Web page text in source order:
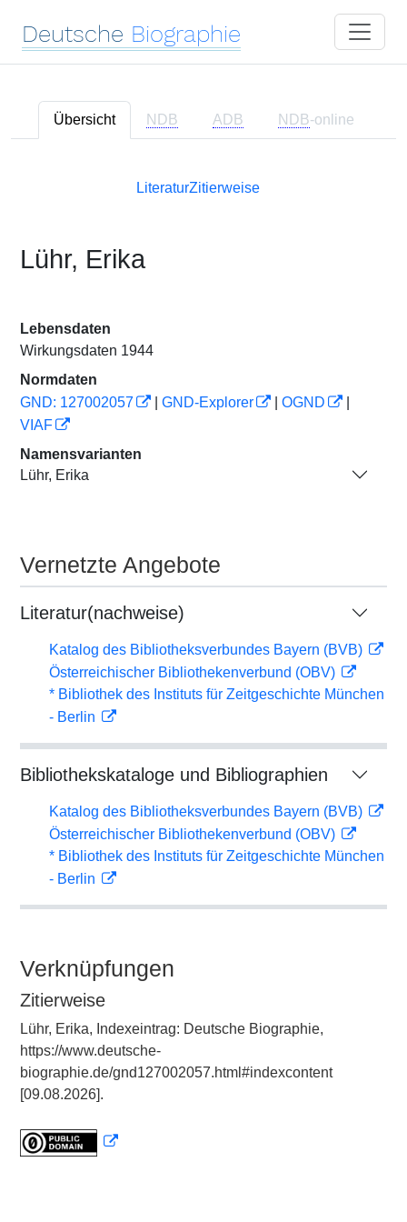
Deutsche Biographie
Übersicht NDB ADB NDB-online
LiteraturZitierweise
Lühr, Erika
Lebensdaten
Wirkungsdaten 1944
Normdaten
GND: 127002057
GND-Explorer OGND
VIAF
Namensvarianten
Lühr, Erika
Vernetzte Angebote
Literatur(nachweise)
Katalog des Bibliotheksverbundes Bayern (BVB)
Österreichischer Bibliothekenverbund (OBV)
* Bibliothek des Instituts für Zeitgeschichte München
- Berlin
Bibliothekskataloge und Bibliographien
Katalog des Bibliotheksverbundes Bayern (BVB)
Österreichischer Bibliothekenverbund (OBV)
* Bibliothek des Instituts für Zeitgeschichte München
- Berlin
Verknüpfungen
Zitierweise
Lühr, Erika, Indexeintrag: Deutsche Biographie,
https://www.deutsche-
biographie.de/gnd127002057.html#indexcontent
[09.08.2026].